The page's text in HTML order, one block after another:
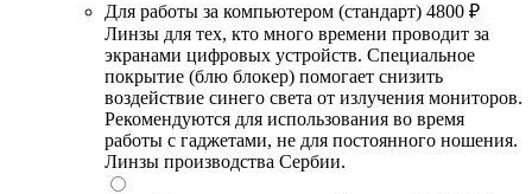
Для работы за компьютером (стандарт) 4800 ₽
Линзы для тех, кто много времени проводит за
экранами цифровых устройств. Специальное
покрытие (блю блокер) помогает снизить
воздействие синего света от излучения мониторов.
Рекомендуются для использования во время
работы с гаджетами, не для постоянного ношения.
Линзы производства Сербии.